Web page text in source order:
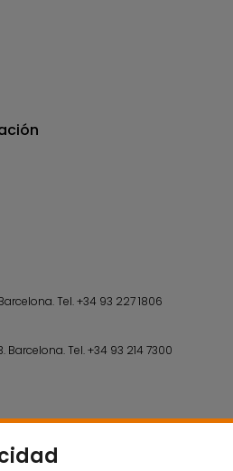
Tel.+34 93 227 1806
Barcelona.Tel.+34 93 214 7300